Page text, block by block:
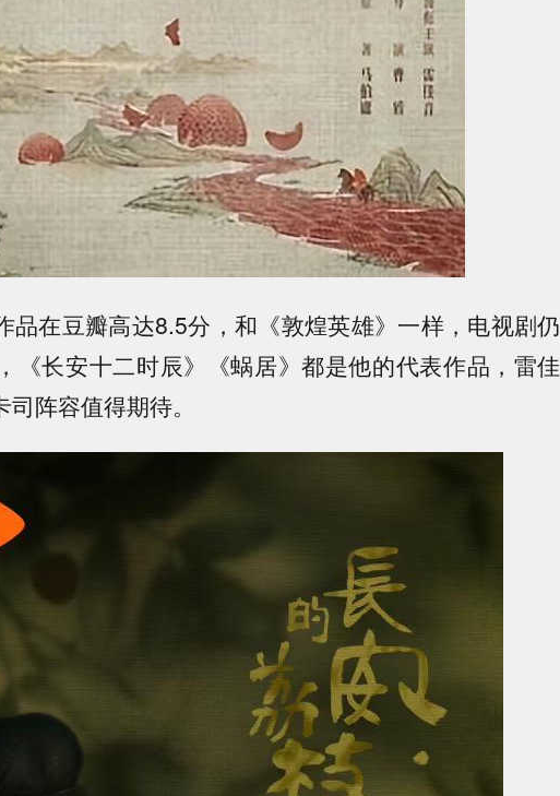
品在豆瓣高达8.5分，和《敦煌英雄》一样，电视剧仍
《长安十二时辰》《蜗居》都是他的代表作品，雷佳
阵容值得期待。